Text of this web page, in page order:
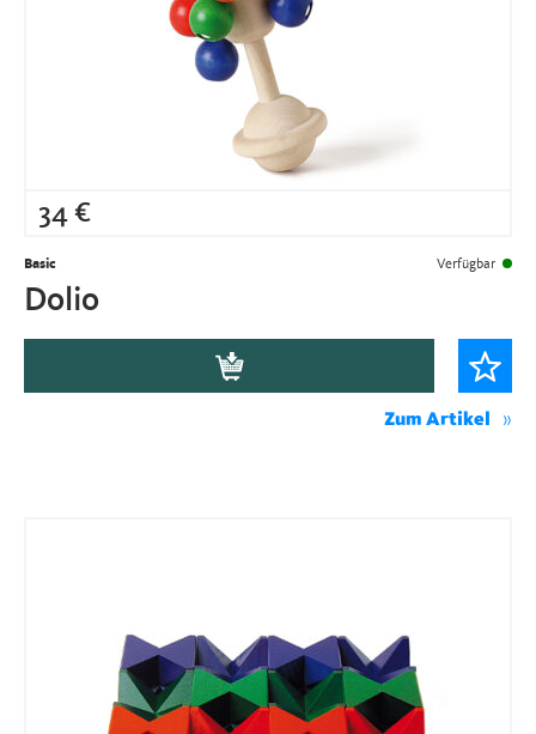
34 €
Basic Verfügbar
Dolio
Zum Artikel